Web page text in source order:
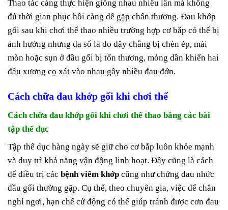
Thao tác càng thực hiện giống nhau nhiều lần mà không
đủ thời gian phục hồi càng dễ gặp chấn thương. Đau khớp
gối sau khi chơi thể thao nhiều trường hợp cơ bắp có thể bị
ảnh hưởng nhưng đa số là do dây chằng bị chèn ép, mài
mòn hoặc sụn ở đầu gối bị tổn thương, mỏng dần khiến hai
đầu xương cọ xát vào nhau gây nhiều đau đớn.
Cách chữa đau khớp gối khi chơi thể
Cách chữa đau khớp gối khi chơi thể thao bằng các bài
tập thể dục
Tập thể dục hàng ngày sẽ giữ cho cơ bắp luôn khỏe mạnh
và duy trì khả năng vận động linh hoạt. Đây cũng là cách
để điều trị các bệnh viêm khớp cũng như chứng đau nhức
đầu gối thường gặp. Cụ thể, theo chuyên gia, việc để chân
nghỉ ngơi, hạn chế cử động có thể giúp tránh được cơn đau